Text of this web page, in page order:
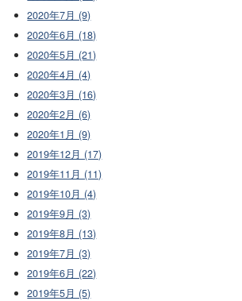
2020年7月 (9)
2020年6月 (18)
2020年5月 (21)
2020年4月 (4)
2020年3月 (16)
2020年2月 (6)
2020年1月 (9)
2019年12月 (17)
2019年11月 (11)
2019年10月 (4)
2019年9月 (3)
2019年8月 (13)
2019年7月 (3)
2019年6月 (22)
2019年5月 (5)